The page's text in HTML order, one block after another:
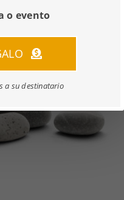
o evento
a su destinatario